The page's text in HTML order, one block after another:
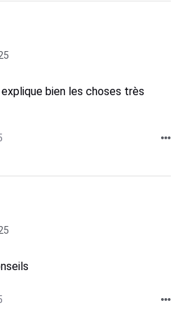
bien les choses très